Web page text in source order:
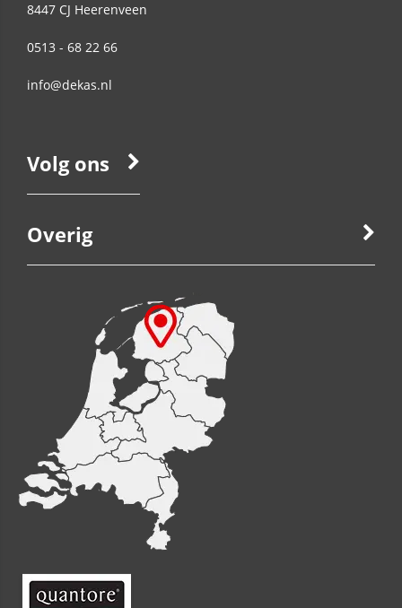
8447 CJ Heerenveen
0513 - 68 22 66
info@dekas.nl
Volg ons
Overig